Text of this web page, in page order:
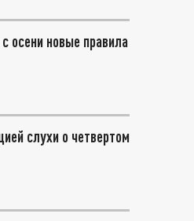
осени новые правила
слухи о четвертом